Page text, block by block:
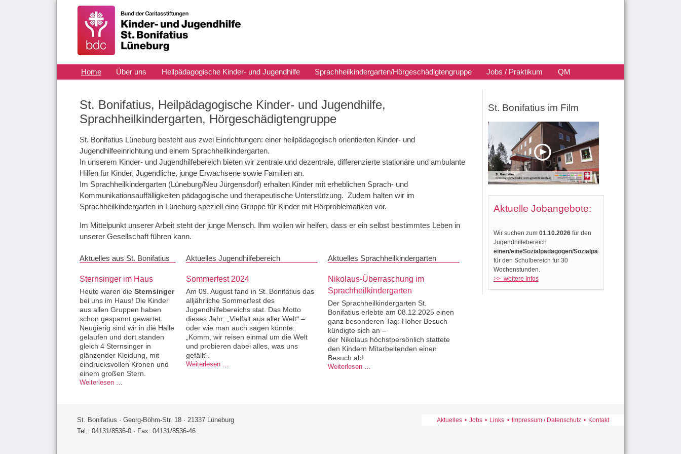
Navigation
überspringen
Home Über uns Heilpädagogische Kinder- und Jugendhilfe Sprachheilkindergarten/Hörgeschädigtengruppe Jobs / Praktikum
QM
St. Bonifatius, Heilpädagogische Kinder- und Jugendhilfe,
Sprachheilkindergarten, Hörgeschädigtengruppe
St. Bonifatius Lüneburg besteht aus zwei Einrichtungen: einer heilpädagogisch orientierten Kinder- und
Jugendhilfeeinrichtung und einem Sprachheilkindergarten.
In unserem Kinder- und Jugendhilfebereich bieten wir zentrale und dezentrale, differenzierte stationäre und ambulante
Hilfen für Kinder, Jugendliche, junge Erwachsene sowie Familien an.
Im Sprachheilkindergarten (Lüneburg/Neu Jürgensdorf) erhalten Kinder mit erheblichen Sprach- und
Kommunikationsauffälligkeiten pädagogische und therapeutische Unterstützung. Zudem halten wir im
Sprachheilkindergarten in Lüneburg speziell eine Gruppe für Kinder mit Hörproblematiken vor.
Im Mittelpunkt unserer Arbeit steht der junge Mensch. Ihm wollen wir helfen, dass er ein selbst bestimmtes Leben in
unserer Gesellschaft führen kann.
Aktuelles aus St. Bonifatius
Sternsinger im Haus
Heute waren die Sternsinger
bei uns im Haus! Die Kinder
aus allen Gruppen haben
schon gespannt gewartet.
Neugierig sind wir in die Halle
gelaufen und dort standen
gleich 4 Sternsinger in
glänzender Kleidung, mit
eindrucksvollen Kronen und
einem großen Stern.
Weiterlesen …
Aktuelles Jugendhilfebereich
Sommerfest 2024
Am 09. August fand in St. Bonifatius das
alljährliche Sommerfest des
Jugendhilfebereichs stat. Das Motto
dieses Jahr: „Vielfalt aus aller Welt“ –
oder wie man auch sagen könnte:
„Komm, wir reisen einmal um die Welt
und probieren dabei alles, was uns
gefällt“.
Weiterlesen …
Aktuelles Sprachheilkindergarten
Nikolaus-Überraschung im
Sprachheilkindergarten
Der Sprachheilkindergarten St.
Bonifatius erlebte am 08.12.2025 einen
ganz besonderen Tag: Hoher Besuch
kündigte sich an –
der Nikolaus höchstpersönlich stattete
den Kindern Mitarbeitenden einen
Besuch ab!
Weiterlesen …
St. Bonifatius im Film
Aktuelle Jobangebote:
Wir suchen zum 01.10.2026 für den
Jugendhilfebereich
einen/eineSozialpädagogen/Sozialpädagogin
für den Schulbereich für 30
Wochenstunden.
>> weitere Infos
St. Bonifatius · Georg-Böhm-Str. 18 · 21337 Lüneburg
Tel.: 04131/8536-0 · Fax: 04131/8536-46
Navigation
Aktuelles Jobs Links Impressum / Datenschutz Kontakt